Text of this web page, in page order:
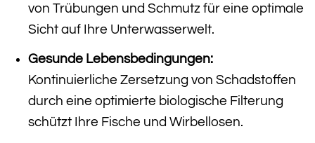
von Trübungen und Schmutz für eine optimale
Sicht auf Ihre Unterwasserwelt.
Gesunde Lebensbedingungen:
Kontinuierliche Zersetzung von Schadstoffen
durch eine optimierte biologische Filterung
schützt Ihre Fische und Wirbellosen.